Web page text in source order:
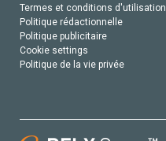
Termes et conditions d'utilisation
Politique rédactionnelle
Politique publicitaire
Cookie settings
Politique de la vie privée